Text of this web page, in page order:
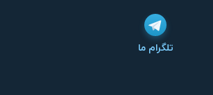
تلگرام ما